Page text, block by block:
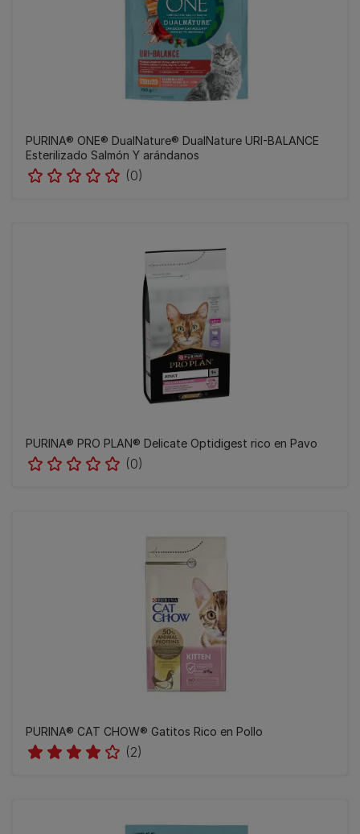
PURINA® ONE® DualNature® DualNature URI-BALANCE
Esterilizado Salmón Y arándanos
(0)
​PURINA® PRO PLAN® Delicate Optidigest rico en Pavo
(0)
PURINA® CAT CHOW®​ Gatitos Rico en Pollo
(2)